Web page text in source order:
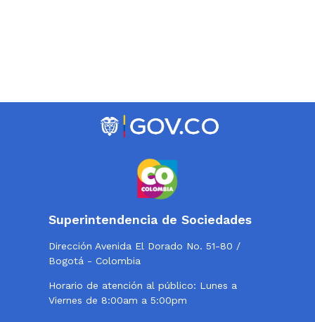
Superintendencia de Sociedades
Dirección Avenida El Dorado No. 51-80 /
Bogotá - Colombia
Horario de atención al público: Lunes a
Viernes de 8:00am a 5:00pm